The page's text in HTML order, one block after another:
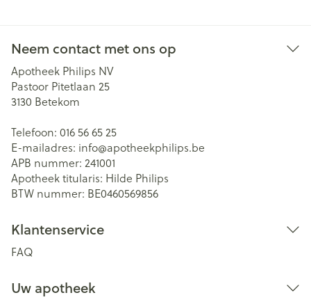
Neem contact met ons op
Apotheek Philips NV
Pastoor Pitetlaan 25
3130 Betekom
Telefoon: 016 56 65 25
E-mailadres: info@apotheekphilips.be
APB nummer: 241001
Apotheek titularis: Hilde Philips
BTW nummer: BE0460569856
Klantenservice
FAQ
Uw apotheek